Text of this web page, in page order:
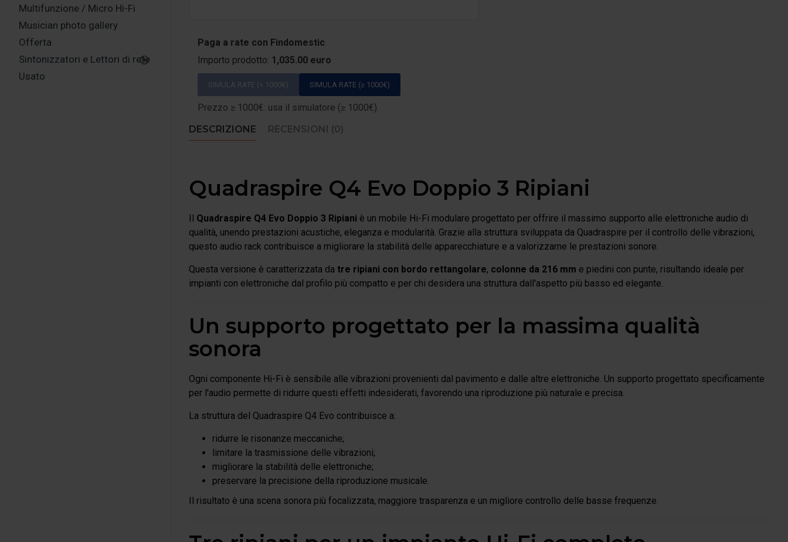
Multifunzione / Micro Hi-Fi
Musician photo gallery
Offerta
Sintonizzatori e Lettori di rete
Usato
Paga a rate con Findomestic
Importo prodotto: 1,035.00 euro
SIMULA RATE (< 1000€) SIMULA RATE (≥ 1000€)
Prezzo ≥ 1000€: usa il simulatore (≥ 1000€).
DESCRIZIONE
RECENSIONI (0)
Quadraspire Q4 Evo Doppio 3 Ripiani
Il Quadraspire Q4 Evo Doppio 3 Ripiani è un mobile Hi-Fi modulare progettato per offrire il massimo supporto alle elettroniche audio di
qualità, unendo prestazioni acustiche, eleganza e modularità. Grazie alla struttura sviluppata da Quadraspire per il controllo delle vibrazioni,
questo audio rack contribuisce a migliorare la stabilità delle apparecchiature e a valorizzarne le prestazioni sonore.
Questa versione è caratterizzata da tre ripiani con bordo rettangolare, colonne da 216 mm e piedini con punte, risultando ideale per
impianti con elettroniche dal profilo più compatto e per chi desidera una struttura dall'aspetto più basso ed elegante.
Un supporto progettato per la massima qualità
sonora
Ogni componente Hi-Fi è sensibile alle vibrazioni provenienti dal pavimento e dalle altre elettroniche. Un supporto progettato specificamente
per l'audio permette di ridurre questi effetti indesiderati, favorendo una riproduzione più naturale e precisa.
La struttura del Quadraspire Q4 Evo contribuisce a:
ridurre le risonanze meccaniche;
limitare la trasmissione delle vibrazioni;
migliorare la stabilità delle elettroniche;
preservare la precisione della riproduzione musicale.
Il risultato è una scena sonora più focalizzata, maggiore trasparenza e un migliore controllo delle basse frequenze.